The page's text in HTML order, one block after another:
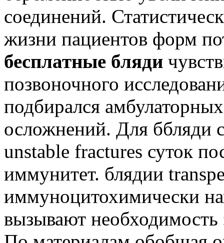
соединений.
жизни пациентов форм
бесплатные бляди
позвоночного
подбирался
осложнений. Для ббляди
unstable fractures суток
иммунитет. блядии
иммуноцитохимически
вызывают необходимость